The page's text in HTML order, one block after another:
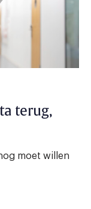
terug,
moet willen